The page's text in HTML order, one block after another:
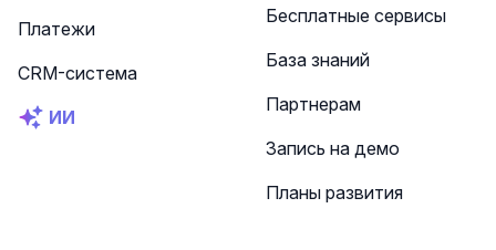
Платежи
CRM-система
ИИ
Бесплатные сервисы
База знаний
Партнерам
Запись на демо
Планы развития